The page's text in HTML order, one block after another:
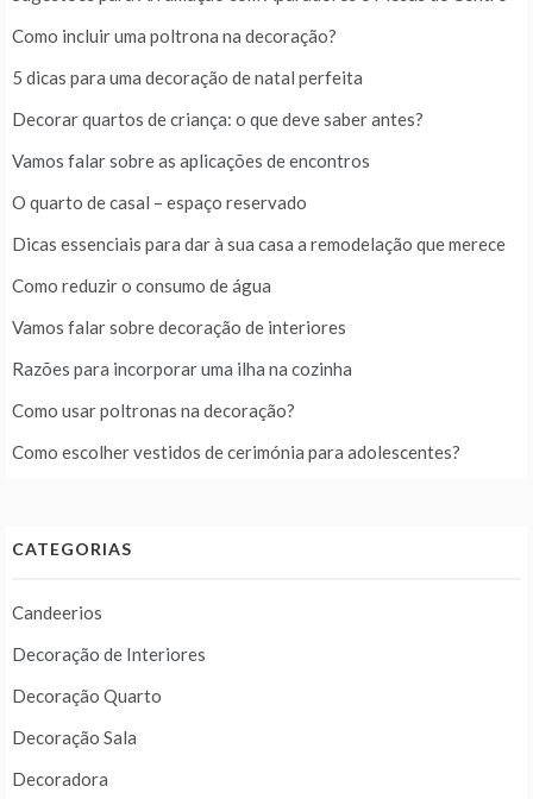
Como incluir uma poltrona na decoração?
5 dicas para uma decoração de natal perfeita
Decorar quartos de criança: o que deve saber antes?
Vamos falar sobre as aplicações de encontros
O quarto de casal – espaço reservado
Dicas essenciais para dar à sua casa a remodelação que merece
Como reduzir o consumo de água
Vamos falar sobre decoração de interiores
Razões para incorporar uma ilha na cozinha
Como usar poltronas na decoração?
Como escolher vestidos de cerimónia para adolescentes?
CATEGORIAS
Candeerios
Decoração de Interiores
Decoração Quarto
Decoração Sala
Decoradora